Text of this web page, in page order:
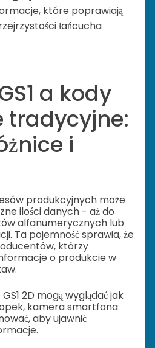
które poprawiają
łańcucha
a kody
tradycyjne:
i
produkcyjnych może
ilości danych - aż do
alfanumerycznych lub
Ta pojemność sprawia, że
którzy
o produkcie w
2D mogą wyglądać jak
kamera smartfona
aby ujawnić